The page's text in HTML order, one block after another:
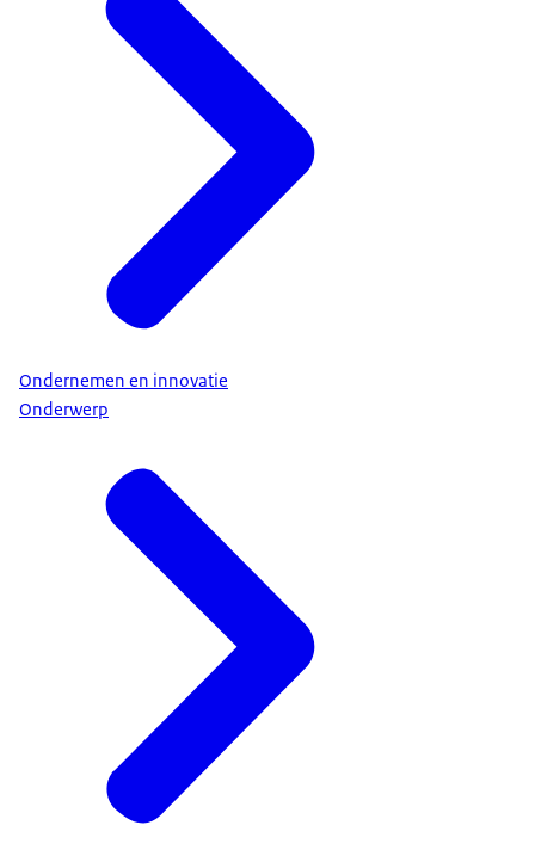
Ondernemen en innovatie
Onderwerp